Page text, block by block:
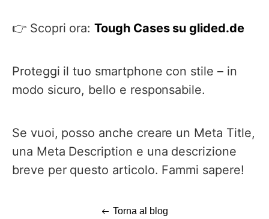
👉 Scopri ora:Tough Cases su glided.de
Proteggi il tuo smartphone con stile – in
modo sicuro, bello e responsabile.
Se vuoi, posso anche creare un Meta Title,
una Meta Description e una descrizione
breve per questo articolo. Fammi sapere!
Torna al blog